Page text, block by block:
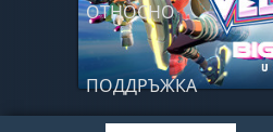
ОТНОСНО
ПОДДРЪЖКА